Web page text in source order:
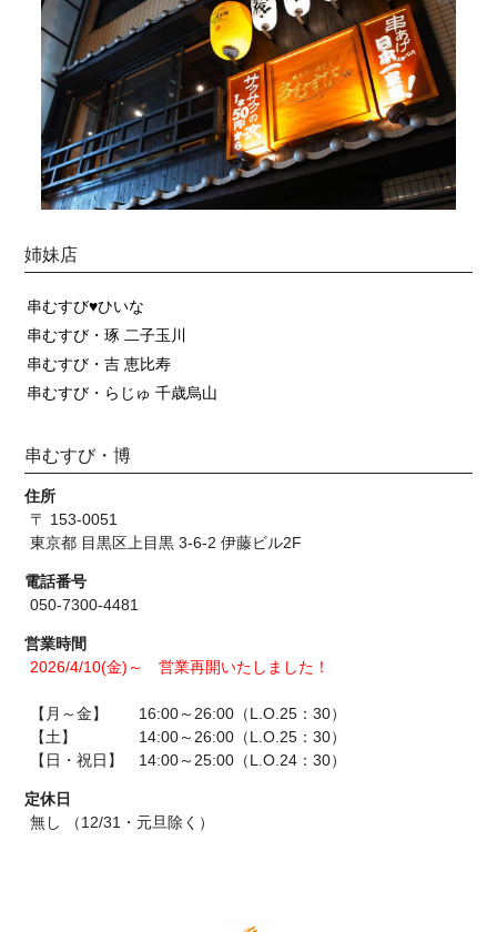
姉妹店
串むすび♥ひいな
串むすび・琢 二子玉川
串むすび・吉 恵比寿
串むすび・らじゅ 千歳烏山
串むすび・博
住所
〒 153-0051
東京都 目黒区上目黒 3-6-2 伊藤ビル2F
電話番号
050-7300-4481
営業時間
2026/4/10(金)～ 営業再開いたしました！
【月～金】 16:00～26:00（L.O.25：30）
【土】 14:00～26:00（L.O.25：30）
【日・祝日】 14:00～25:00（L.O.24：30）
定休日
無し （12/31・元旦除く）